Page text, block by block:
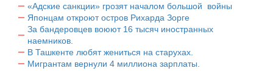
«Адские санкции» грозят началом большой войны
Японцам откроют остров Рихарда Зорге
За бандеровцев воюют 16 тысяч иностранных
наемников.
В Ташкенте любят жениться на старухах.
Мигрантам вернули 4 миллиона зарплаты.